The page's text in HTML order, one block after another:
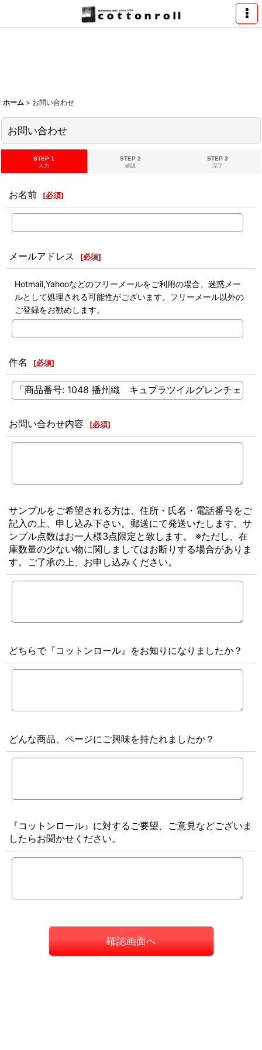
ホーム > お問い合わせ
お問い合わせ
STEP 1
入力
STEP 2
確認
STEP 3
完了
お名前 [必須]
メールアドレス [必須]
Hotmail,Yahooなどのフリーメールをご利用の場合、迷惑メー
ルとして処理される可能性がございます。フリーメール以外の
ご登録をお勧めします。
件名 [必須]
お問い合わせ内容 [必須]
サンプルをご希望される方は、住所・氏名・電話番号をご
記入の上、申し込み下さい。郵送にて発送いたします。サ
ンプル点数はお一人様3点限定と致します。 ※ただし、在
庫数量の少ない物に関しましてはお断りする場合がありま
す。ご了承の上、お申し込みください。
どちらで『コットンロール』をお知りになりましたか？
どんな商品、ページにご興味を持たれましたか？
『コットンロール』に対するご要望、ご意見などございま
したらお聞かせください。
確認画面へ